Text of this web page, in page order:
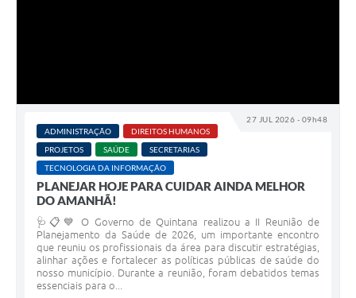
27 JUL 2026 - 09h48
ADMINISTRAÇÃO
DIREITOS HUMANOS
PROJETOS
SAÚDE
SECRETARIAS
TECNOLOGIA DA INFORMAÇÃO
PLANEJAR HOJE PARA CUIDAR AINDA MELHOR
DO AMANHÃ!
🩺📋💙 O Governo de Quintana realizou a II Reunião de
Planejamento da Saúde de 2026, um importante encontro
que reuniu os profissionais da área para discutir estratégias,
alinhar ações e fortalecer as políticas públicas de saúde do
nosso município. Durante a reunião, foram debatidos temas
essenciais para o...